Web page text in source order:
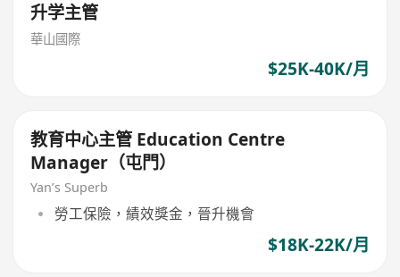
升学主管
華山國際
$25K-40K/月
教育中心主管 Education Centre
Manager（屯門）
Yan’s Superb
勞工保險，績效獎金，晉升機會
$18K-22K/月